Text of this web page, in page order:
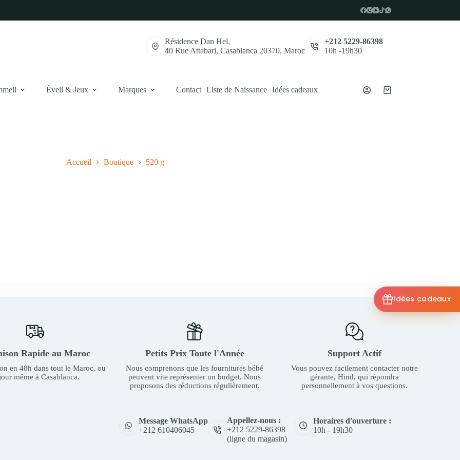
Résidence Dan Hel,
40 Rue Attabari, Casablanca 20370, Maroc
+212 5229-86398
10h -19h30
Éveil & Jeux Marques Contact Liste de Naissance Idées cadeaux
Panier
Accueil Boutique 520 g
Rapide au Maroc
en 48h dans tout le Maroc, ou
même à Casablanca.
Petits Prix Toute l'Année
Nous comprenons que les fournitures bébé
peuvent vite représenter un budget. Nous
proposons des réductions régulièrement.
Support Actif
Vous pouvez facilement contacter notre
gérante, Hind, qui répondra
personnellement à vos questions.
Message WhatsApp
+212 610406045
Appellez-nous :
+212 5229-86398
(ligne du magasin)
Horaires d'ouverture :
10h - 19h30
Idées cadeaux